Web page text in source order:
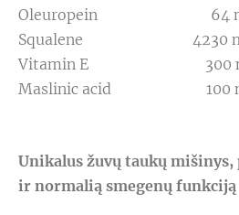
Oleuropein 64 mg
Squalene 4230 mg
Vitamin E 300 mg
Maslinic acid 100
Unikalus žuvų taukų
ir normalią smegenų funkciją